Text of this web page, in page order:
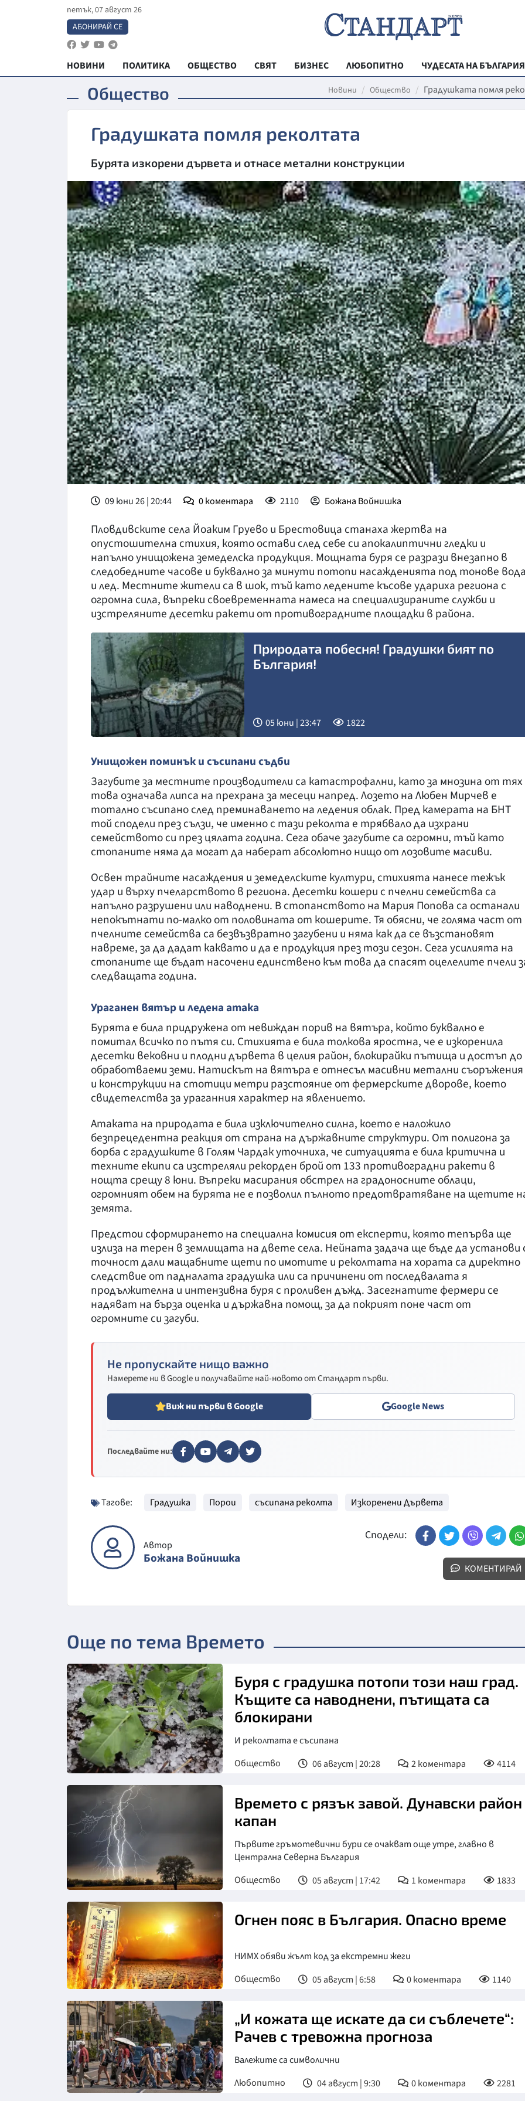
петък, 07 август 26
АБОНИРАЙ СЕ
НОВИНИ ПОЛИТИКА ОБЩЕСТВО СВЯТ БИЗНЕС ЛЮБОПИТНО
ЧУДЕСАТА НА БЪЛГАРИЯ
РЕГИОНАЛНИ
ВЕСТНИК
МОЯТ ГРАД
ТЕХНОЛОГИИ
ДА!НА
ДА! НА
КУЛТУРА
ПРАВОСЪДИЕ
КРИМИ
ВЯРА
ОБЯВИ
ВОЙНАТА В
ВРЕМЕТО
Общество Новини Общество Градушката помля
Градушката помля реколтата
Бурята изкорени дървета и отнасе метални конструкции
09 юни 26 | 20:44 0коментара 2110 Божана Войнишка
Пловдивските села Йоаким Груево и Брестовица станаха жертва на
опустошителна стихия, която остави след себе си апокалиптични гледки и
напълно унищожена земеделска продукция. Мощната буря се разрази внезапно в
следобедните часове и буквално за минути потопи насажденията под тонове
и лед. Местните жители са в шок, тъй като ледените късове удариха региона с
огромна сила, въпреки своевременната намеса на специализираните служби и
изстреляните десетки ракети от противоградните площадки в района.
Природата побесня! Градушки бият по
България!
05 юни | 23:47 1822
Унищожен поминък и съсипани съдби
Загубите за местните производители са катастрофални, като за мнозина от тях
това означава липса на прехрана за месеци напред. Лозето на Любен Мирчев е
тотално съсипано след преминаването на ледения облак. Пред камерата на БНТ
той сподели през сълзи, че именно с тази реколта е трябвало да изхрани
семейството си през цялата година. Сега обаче загубите са огромни, тъй като
стопаните няма да могат да наберат абсолютно нищо от лозовите масиви.
Освен трайните насаждения и земеделските култури, стихията нанесе тежък
удар и върху пчеларството в региона. Десетки кошери с пчелни семейства са
напълно разрушени или наводнени. В стопанството на Мария Попова са останали
непокътнати по-малко от половината от кошерите. Тя обясни, че голяма част от
пчелните семейства са безвъзвратно загубени и няма как да се възстановят
навреме, за да дадат каквато и да е продукция през този сезон. Сега усилията на
стопаните ще бъдат насочени единствено към това да спасят оцелелите пчели
следващата година.
Ураганен вятър и ледена атака
Бурята е била придружена от невиждан порив на вятъра, който буквално е
помитал всичко по пътя си. Стихията е била толкова яростна, че е изкоренила
десетки вековни и плодни дървета в целия район, блокирайки пътища и достъп до
обработваеми земи. Натискът на вятъра е отнесъл масивни метални съоръжения
и конструкции на стотици метри разстояние от фермерските дворове, което
свидетелства за ураганния характер на явлението.
Атаката на природата е била изключително силна, което е наложило
безпрецедентна реакция от страна на държавните структури. От полигона за
борба с градушките в Голям Чардак уточниха, че ситуацията е била критична и
техните екипи са изстреляли рекорден брой от 133 противоградни ракети в
нощта срещу 8 юни. Въпреки масирания обстрел на градоносните облаци,
огромният обем на бурята не е позволил пълното предотвратяване на щетите
земята.
Предстои сформирането на специална комисия от експерти, която тепърва ще
излиза на терен в землищата на двете села. Нейната задача ще бъде да установи
точност дали мащабните щети по имотите и реколтата на хората са директно
следствие от падналата градушка или са причинени от последвалата я
продължителна и интензивна буря с проливен дъжд. Засегнатите фермери се
надяват на бърза оценка и държавна помощ, за да покрият поне част от
огромните си загуби.
Не пропускайте нищо важно
Намерете ни в Google и получавайте най-новото от Стандарт първи.
Виж ни първи в Google Google News
Последвайте ни:
Тагове: Градушка Порои съсипана реколта Изкоренени Дървета
Автор
Божана Войнишка
Сподели:
КОМЕНТИРАЙ
Още по тема Времето
Буря с градушка потопи този наш град.
Къщите са наводнени, пътищата са
блокирани
И реколтата е съсипана
Общество
06 август | 20:28 2коментара 4114
Времето с рязък завой. Дунавски район
капан
Първите гръмотевични бури се очакват още утре, главно в
Централна Северна България
Общество
05 август | 17:42 1 коментара 1833
Огнен пояс в България. Опасно време
НИМХ обяви жълт код за екстремни жеги
Общество
05 август | 6:58 0коментара 1140
„И кожата ще искате да си съблечете“:
Рачев с тревожна прогноза
Валежите са символични
Любопитно
04 август | 9:30 0коментара 2281